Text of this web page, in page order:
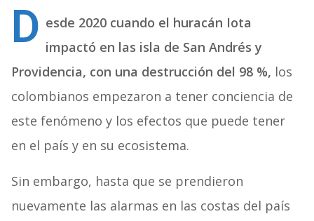
D esde 2020 cuando el huracán Iota
impactó en las isla de San Andrés y
Providencia, con una destrucción del 98 %, los
colombianos empezaron a tener conciencia de
este fenómeno y los efectos que puede tener
en el país y en su ecosistema.
Sin embargo, hasta que se prendieron
nuevamente las alarmas en las costas del país